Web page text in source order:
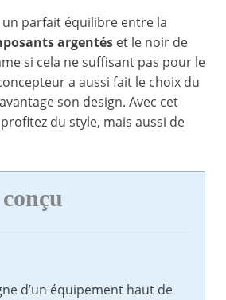
parfait équilibre entre la
argentés et le noir de
si cela ne suffisant pas pour le
a aussi fait le choix du
son design. Avec cet
du style, mais aussi de
d’un équipement haut de